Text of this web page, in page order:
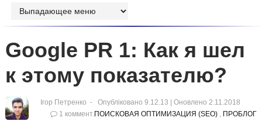
Google PR 1: Как я шел
к этому показателю?
Ігор Петренко Опубліковано 9.12.13 | Оновлено 2.11.2018
1 коммент.ПОИСКОВАЯ ОПТИМИЗАЦИЯ (SEO) , ПРОБЛОГ